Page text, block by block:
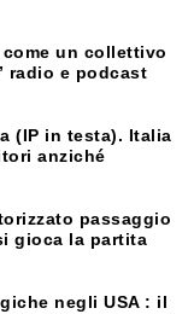
come un collettivo
radio e podcast
(IP in testa). Italia
anziché
passaggio
gioca la partita
negli USA : il